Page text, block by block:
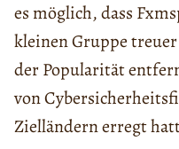
es möglich, dass
kleinen Gruppe
der Popularität
von
Zielländern erregt